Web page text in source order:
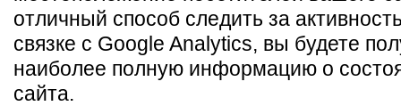
отличный способ следить за
связке с Google Analytics, вы будете
наиболее полную информацию о
сайта.